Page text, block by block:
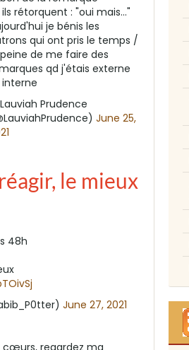
rétorquent : "oui mais..."
je bénis les
qui ont pris le temps /
de me faire des
qd j'étais externe
Prudence
June 25,
le mieux
48h
June 27, 2021
cœurs, regardez ma